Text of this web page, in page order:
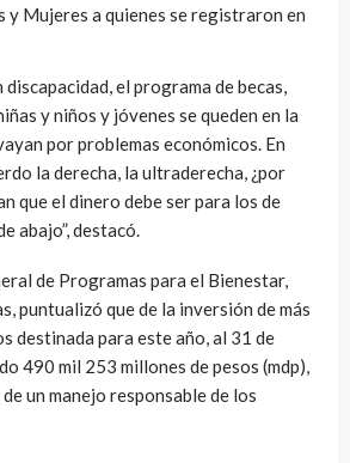
Mujeres a quienes se registraron en
discapacidad, el programa de becas,
y niños y jóvenes se queden en la
por problemas económicos. En
la derecha, la ultraderecha, ¿por
que el dinero debe ser para los de
abajo”, destacó.
de Programas para el Bienestar,
puntualizó que de la inversión de más
destinada para este año, al 31 de
490 mil 253 millones de pesos (mdp),
un manejo responsable de los